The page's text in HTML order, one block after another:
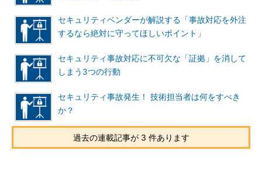
また、仮に情報セキュリティベンダーに「リスク分析」（事故
の可能性を洗い出し、セキュリティ対策の状況を見直す材料を得
る）を依頼したとしても、その結果を理解するためには攻撃手法
の知識が求められますし、対策コストの根拠を社内に説明する際
にも、ある程度の攻撃手法の知識は必要となります。
ただし、「情報セキュリティに関わる全ての攻撃手法」を1人
の人間が習得するのは極めて困難です。サイバー攻撃の多くはネ
ットワーク越しに行われるため、まずはネットワークの基礎知識
を身に付けることから始めるとよいでしょう。その上で、例えば
Webシステムの担当者であれば、特にWebサーバへの攻撃につい
て学習するなど、業務内容ごとに学習内容を決めるのがおすすめ
セキュリティベンダーが解説する「事故対応を外注
するなら絶対に守ってほしいポイント」
セキュリティ事故対応に不可欠な「証拠」を消して
しまう3つの行動
セキュリティ事故発生！ 技術担当者は何をすべき
か？
過去の連載記事が 3 件あります